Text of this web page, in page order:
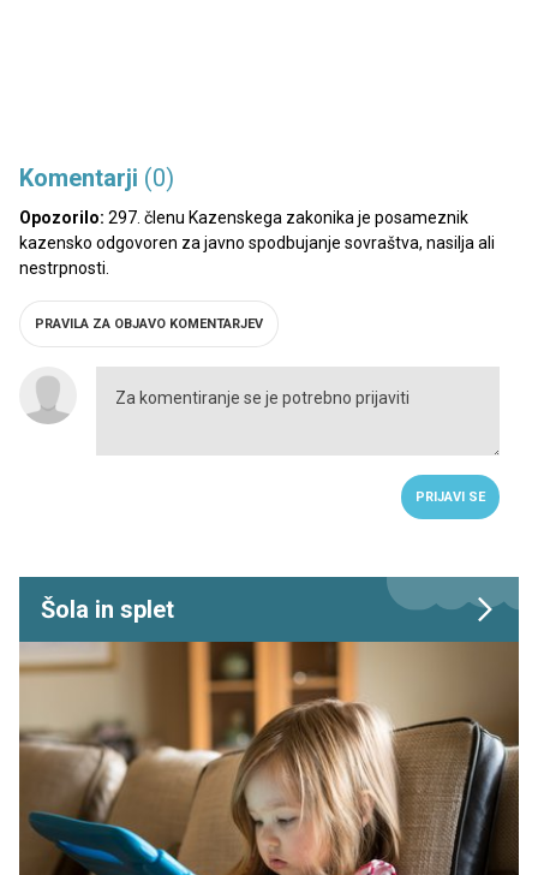
Komentarji (0)
Opozorilo: 297. členu Kazenskega zakonika je posameznik
kazensko odgovoren za javno spodbujanje sovraštva, nasilja ali
nestrpnosti.
PRAVILA ZA OBJAVO KOMENTARJEV
PRIJAVI SE
Šola in splet